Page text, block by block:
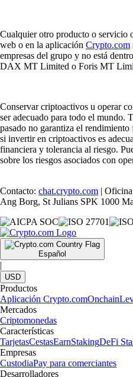
Cualquier otro producto o servicio
web o en la aplicación Crypto.com
empresas del grupo y no está
DAX MT Limited o Foris MT
Conservar criptoactivos u operar
ser adecuado para todo el mundo.
pasado no garantiza el
si invertir en criptoactivos es
financiera y tolerancia al riesgo.
sobre los riesgos asociados con
Contacto: chat.crypto.com |
Ang Borg, St Julians SPK 1000
Español
|
USD
Productos
Aplicación Crypto.comOnchain
Mercados
Criptomonedas
Características
TarjetasCestasEarnStakingDeFi
Empresas
CustodiaPay para comerciantes
Desarrolladores